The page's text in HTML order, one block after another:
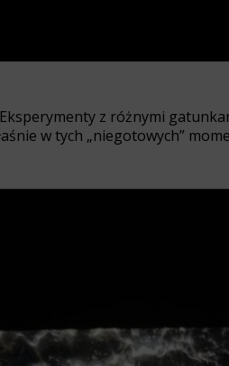
z różnymi
w tych „niegotowych”